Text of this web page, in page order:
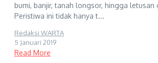
bumi, banjir, tanah longsor, hingga letusan
Peristiwa ini tidak hanya t...
Redaksi WARTA
5 Januari 2019
Read More